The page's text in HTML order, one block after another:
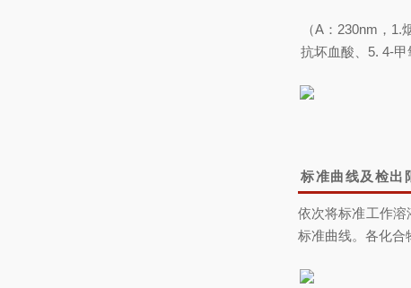
（A：230nm，
抗坏血酸、5. 4-
标准曲线及检出
依次将标准工作溶
标准曲线。各化合